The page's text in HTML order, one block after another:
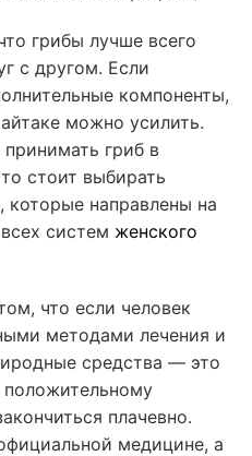
грибы лучше всего
с другом. Если
компоненты,
можно усилить.
гриб в
стоит выбирать
которые направлены на
систем женского
что если человек
методами лечения и
средства — это
положительному
плачевно.
медицине, а